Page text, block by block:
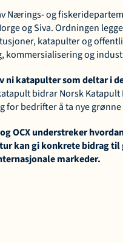
Nærings- og
og Siva. Ordningen
katapulter og
kommersialisering og
ni katapulter som deltar i
bidrar Norsk
for bedrifter å ta nye
OCX understreker
kan gi konkrete bidrag
markeder.